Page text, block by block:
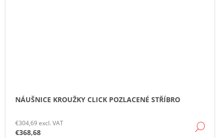
NÁUŠNICE KROUŽKY CLICK POZLACENÉ STŘÍBRO
€304,69 excl. VAT
€368,68